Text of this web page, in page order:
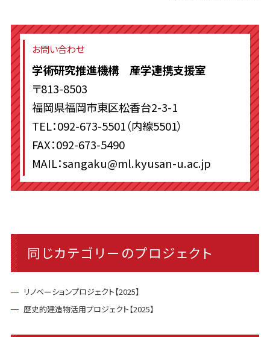
お問い合わせ
学術研究推進機構 産学連携支援室
〒813-8503
福岡県福岡市東区松香台2-3-1
TEL：092-673-5501（内線5501）
FAX：092-673-5490
MAIL：sangaku@ml.kyusan-u.ac.jp
同じカテゴリーのプロジェクト
リノベーションプロジェクト【2025】
歴史的建造物活用プロジェクト【2025】